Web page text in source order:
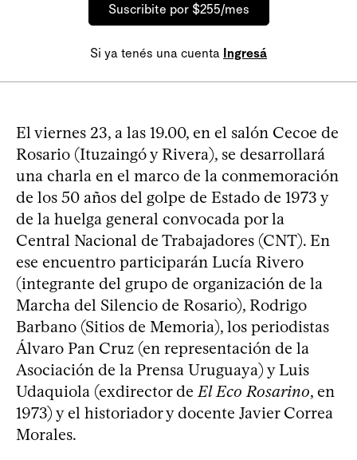
Suscribite por $255/mes
Si ya tenés una cuenta Ingresá
El viernes 23, a las 19.00, en el salón Cecoe de
Rosario (Ituzaingó y Rivera), se desarrollará
una charla en el marco de la conmemoración
de los 50 años del golpe de Estado de 1973 y
de la huelga general convocada por la
Central Nacional de Trabajadores (CNT). En
ese encuentro participarán Lucía Rivero
(integrante del grupo de organización de la
Marcha del Silencio de Rosario), Rodrigo
Barbano (Sitios de Memoria), los periodistas
Álvaro Pan Cruz (en representación de la
Asociación de la Prensa Uruguaya) y Luis
Udaquiola (exdirector de El Eco Rosarino, en
1973) y el historiador y docente Javier Correa
Morales.